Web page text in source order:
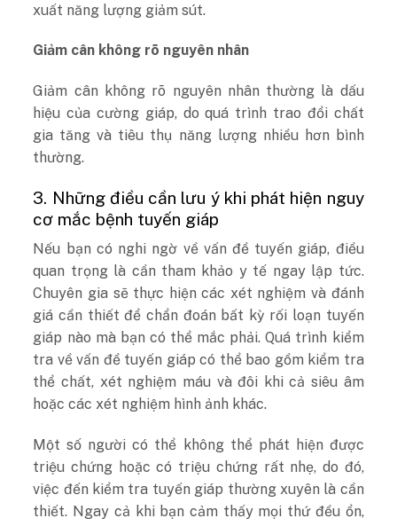
xuất năng lượng giảm sút.
Giảm cân không rõ nguyên nhân
Giảm cân không rõ nguyên nhân thường là dấu
hiệu của cường giáp, do quá trình trao đổi chất
gia tăng và tiêu thụ năng lượng nhiều hơn bình
thường.
3. Những điều cần lưu ý khi phát hiện nguy
cơ mắc bệnh tuyến giáp
Nếu bạn có nghi ngờ về vấn đề tuyến giáp, điều
quan trọng là cần tham khảo y tế ngay lập tức.
Chuyên gia sẽ thực hiện các xét nghiệm và đánh
giá cần thiết để chẩn đoán bất kỳ rối loạn tuyến
giáp nào mà bạn có thể mắc phải. Quá trình kiểm
tra về vấn đề tuyến giáp có thể bao gồm kiểm tra
thể chất, xét nghiệm máu và đôi khi cả siêu âm
hoặc các xét nghiệm hình ảnh khác.
Một số người có thể không thể phát hiện được
triệu chứng hoặc có triệu chứng rất nhẹ, do đó,
việc đến kiểm tra tuyến giáp thường xuyên là cần
thiết. Ngay cả khi bạn cảm thấy mọi thứ đều ổn,